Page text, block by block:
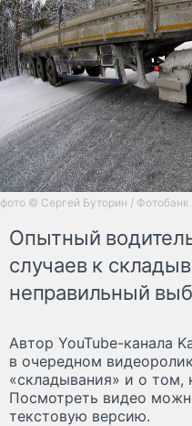
фото © Сергей Буторин / Фотобанк
Опытный
случаев к
неправильный
Автор YouTube-канала
в очередном
«складывания» и о том,
Посмотреть видео
текстовую версию.